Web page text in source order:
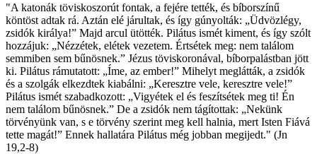
"A katonák töviskoszorút fontak, a fejére tették, és bíborszínű
köntöst adtak rá. Aztán elé járultak, és így gúnyolták: „Üdvözlégy,
zsidók királya!” Majd arcul ütötték. Pilátus ismét kiment, és így szólt
hozzájuk: „Nézzétek, elétek vezetem. Értsétek meg: nem találom
semmiben sem bűnösnek.” Jézus töviskoronával, bíborpalástban jött
ki. Pilátus rámutatott: „Íme, az ember!” Mihelyt meglátták, a zsidók
és a szolgák elkezdtek kiabálni: „Keresztre vele, keresztre vele!”
Pilátus ismét szabadkozott: „Vigyétek el és feszítsétek meg ti! Én
nem találom bűnösnek.” De a zsidók nem tágítottak: „Nekünk
törvényünk van, s e törvény szerint meg kell halnia, mert Isten Fiává
tette magát!” Ennek hallatára Pilátus még jobban megijedt." (Jn
19,2-8)